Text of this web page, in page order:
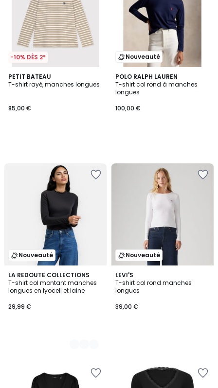
-10% DÈS 2*
PETIT BATEAU
T-shirt rayé, manches longues
85,00 €
Nouveauté
POLO RALPH LAUREN
T-shirt col rond à manches
longues
100,00 €
Nouveauté
LA REDOUTE COLLECTIONS
T-shirt col montant manches
longues en lyocell et laine
29,99 €
5
Couleurs
Nouveauté
LEVI'S
T-shirt col rond manches
longues
39,00 €